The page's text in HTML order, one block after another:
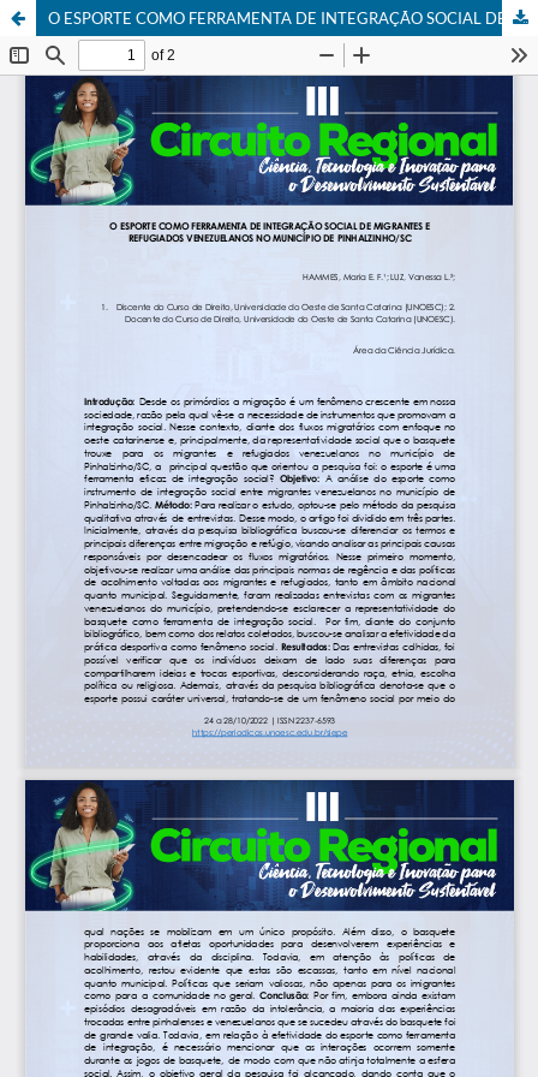
O ESPORTE COMO FERRAMENTA DE INTEGRAÇÃO SOCIAL DE MIGRANTES E REFUGIADOS VENEZUELANOS NO MUNICÍPIO DE PINHALZINHO/SC